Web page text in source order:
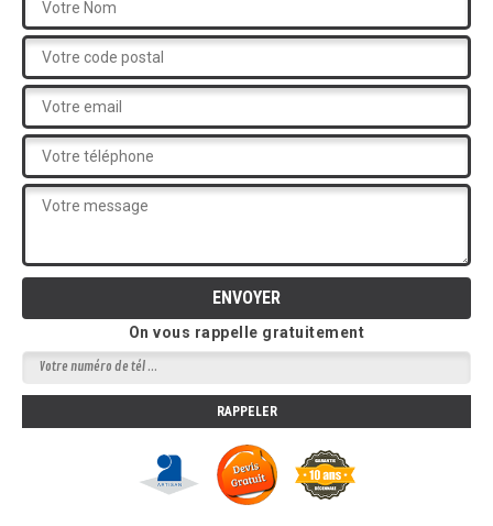
On vous rappelle gratuitement